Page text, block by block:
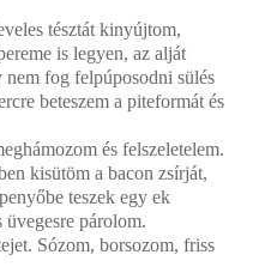
tésztát kinyújtom,
is legyen, az alját
fog felpúposodni sülés
beteszem a piteformát és
és felszeletelem.
kisütöm a bacon zsírját,
teszek egy ek
üvegesre párolom.
Sózom, borsozom, friss